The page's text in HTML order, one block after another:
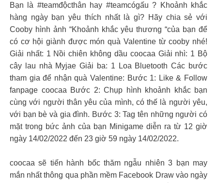
Bạn là #teamđộcthân hay #teamcógấu ? Khoảnh khắc
hàng ngày bạn yêu thích nhất là gì? Hãy chia sẻ với
Cooby hình ảnh “Khoảnh khắc yêu thương “của bạn để
có cơ hội giành được món quà Valentine từ cooby nhé!
Giải nhất: 1 Nồi chiên không dầu coocaa Giải nhì: 1 Bộ
cây lau nhà Myjae Giải ba: 1 Loa Bluetooth Các bước
tham gia để nhận quà Valentine: Bước 1: Like & Follow
fanpage coocaa Bước 2: Chụp hình khoảnh khắc bạn
cùng với người thân yêu của mình, có thế là người yêu,
với bạn bè và gia đình. Bước 3: Tag tên những người có
mặt trong bức ảnh của bạn Minigame diễn ra từ 12 giờ
ngày 14/02/2022 đến 23 giờ 59 ngày 14/02/2022.
coocaa sẽ tiến hành bốc thăm ngẫu nhiên 3 bạn may
mắn nhất thông qua phần mềm Facebook Draw vào ngày